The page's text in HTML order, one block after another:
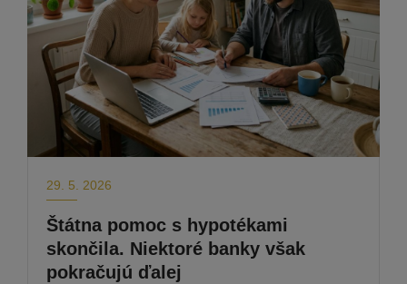
29. 5. 2026
Štátna pomoc s hypotékami
skončila. Niektoré banky však
pokračujú ďalej